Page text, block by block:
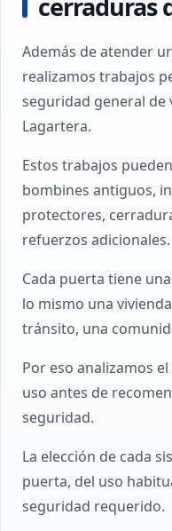
cerraduras
Además de atender
realizamos trabajos
seguridad general de
Lagartera.
Estos trabajos
bombines antiguos,
protectores,
refuerzos adicionales.
Cada puerta tiene
lo mismo una
tránsito, una
Por eso analizamos
uso antes de
seguridad.
La elección de cada
puerta, del uso
seguridad requerido.